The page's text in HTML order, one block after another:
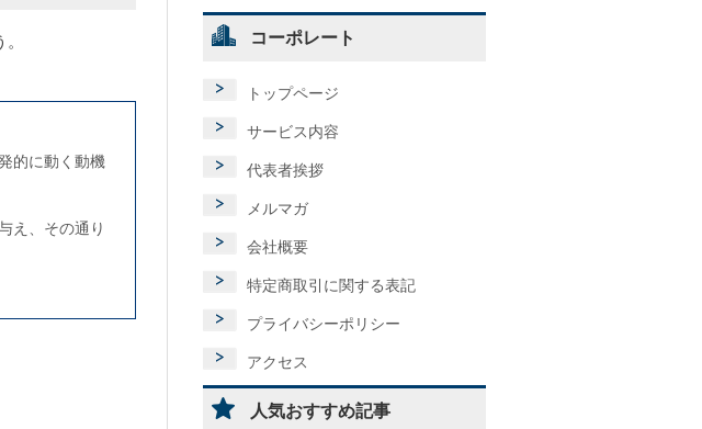
的に動く動機
え、その通り
コーポレート
トップページ
サービス内容
代表者挨拶
メルマガ
会社概要
特定商取引に関する表記
プライバシーポリシー
アクセス
人気おすすめ記事